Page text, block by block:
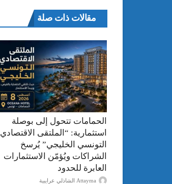
مقالات ذات صلة
الحمامات تتحول إلى بوصلة
استثمارية: “الملتقى الاقتصادي
التونسي الخليجي” يُرسخ
الشراكات ويُؤمّن الاستثمارات
العابرة للحدود
Attayma الشاذلي عرايبية